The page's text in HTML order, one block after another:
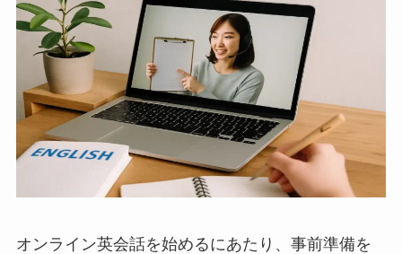
オンライン英会話を始めるにあたり、事前準備を